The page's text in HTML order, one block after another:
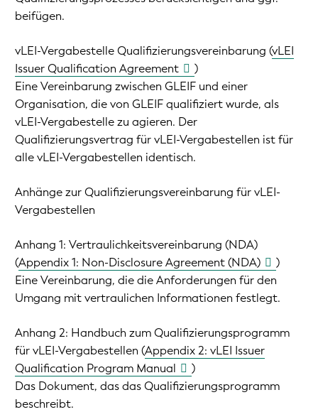
beifügen.
vLEI-Vergabestelle Qualifizierungsvereinbarung (vLEI
Issuer Qualification Agreement
)
Eine Vereinbarung zwischen GLEIF und einer
Organisation, die von GLEIF qualifiziert wurde, als
vLEI-Vergabestelle zu agieren. Der
Qualifizierungsvertrag für vLEI-Vergabestellen ist für
alle vLEI-Vergabestellen identisch.
Anhänge zur Qualifizierungsvereinbarung für vLEI-
Vergabestellen
Anhang 1: Vertraulichkeitsvereinbarung (NDA)
(Appendix 1: Non-Disclosure Agreement (NDA)
)
Eine Vereinbarung, die die Anforderungen für den
Umgang mit vertraulichen Informationen festlegt.
Anhang 2: Handbuch zum Qualifizierungsprogramm
für vLEI-Vergabestellen (Appendix 2: vLEI Issuer
Qualification Program Manual
)
Das Dokument, das das Qualifizierungsprogramm
beschreibt.